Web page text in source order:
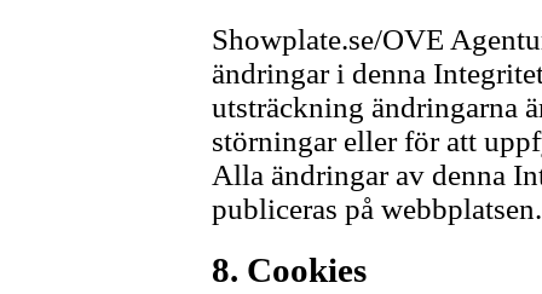
Showplate.se/OVE
ändringar i denna
utsträckning ändringarna
störningar eller för att
Alla ändringar av denna
publiceras på webbplatsen.
8. Cookies